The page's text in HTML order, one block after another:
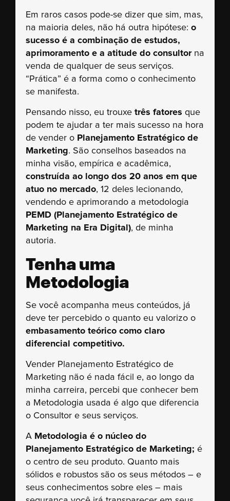
Em raros casos pode-se dizer que sim, mas,
na maioria deles, não há outra hipótese: o
sucesso é a combinação de estudos,
aprimoramento e a atitude do consultor na
venda de qualquer de seus serviços.
“Prática” é a forma como o conhecimento
se manifesta.
Pensando nisso, eu trouxe três fatores que
podem te ajudar a ter mais sucesso na hora
de vender o Planejamento Estratégico de
Marketing. São conselhos baseados na
minha visão, empírica e acadêmica,
construída ao longo dos 20 anos em que
atuo no mercado, 12 deles lecionando,
vendendo e aprimorando a metodologia
PEMD (Planejamento Estratégico de
Marketing na Era Digital), de minha
autoria.
Tenha uma
Metodologia
Se você acompanha meus conteúdos, já
deve ter percebido o quanto eu valorizo o
embasamento teórico como claro
diferencial competitivo.
Vender Planejamento Estratégico de
Marketing não é nada fácil e, ao longo da
minha carreira, percebi que conhecer bem
a Metodologia usada é algo que diferencia
o Consultor e seus serviços.
A Metodologia é o núcleo do
Planejamento Estratégico de Marketing; é
o centro de seu produto. Quanto mais
sólidos e robustos são os seus métodos – e
seus conhecimentos sobre eles – mais